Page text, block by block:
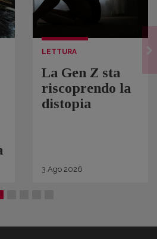
LETTURA
La Gen Z sta
riscoprendo la
distopia
3 Ago 2026